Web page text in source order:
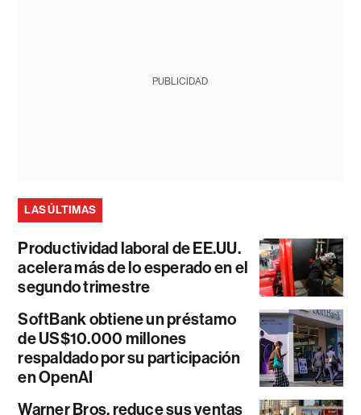
PUBLICIDAD
LAS ÚLTIMAS
Productividad laboral de EE.UU.
acelera más de lo esperado en el
segundo trimestre
SoftBank obtiene un préstamo
de US$10.000 millones
respaldado por su participación
en OpenAI
Warner Bros. reduce sus ventas